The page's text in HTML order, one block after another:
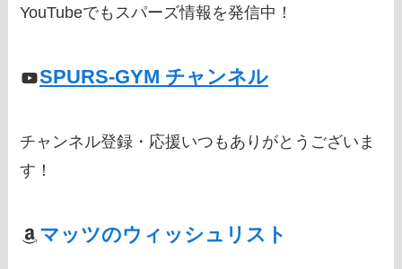
YouTubeでもスパーズ情報を発信中！
SPURS-GYM チャンネル
チャンネル登録・応援いつもありがとうございま
す！
マッツのウィッシュリスト